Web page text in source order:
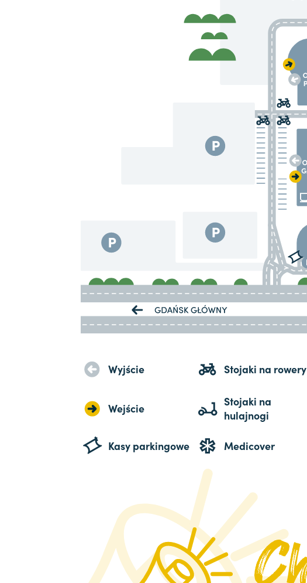
Wyjście Stojaki na rowery
Wejście
Stojaki na
hulajnogi
Kasy parkingowe Medicover